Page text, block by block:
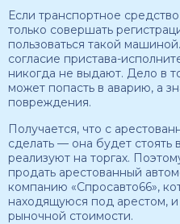
Если транспортное
только совершать
пользоваться такой
согласие пристава-
никогда не выдают. Дело в
может попасть в аварию, а
повреждения.
Получается, что с
сделать — она будет стоять
реализуют на торгах.
продать арестованный
компанию «Спросавто66»,
находящуюся под арестом,
рыночной стоимости.